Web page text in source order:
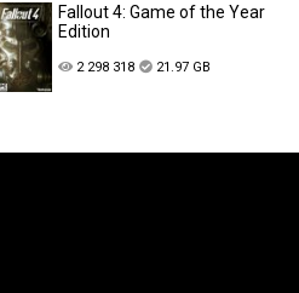
Fallout 4: Game of the Year
Edition
2 298 318 21.97 GB